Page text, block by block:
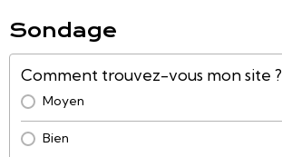
Sondage
Comment trouvez-vous mon site ?
Moyen
Bien